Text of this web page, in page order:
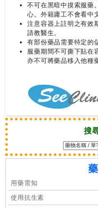
立
院
中
不可在黑暗中摸索服藥
心。外籍庸工不會看中
注意容器上註明之有效
請教醫生。
有部份藥品需要特定的
服藥期間不可撕下貼在
亦不可將藥品移入他種
搜
用藥需知
使用抗生素